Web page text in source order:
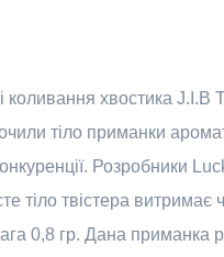
коливання хвостика
тіло приманки
Розробники
тіло твістера
0,8 гр. Дана приманка